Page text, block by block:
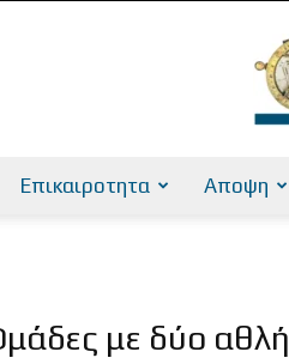
Επικαιροτητα Αποψη
με δύο